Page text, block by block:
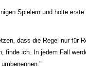
Spielern und holte
dass die Regel nur für
finde ich. In jedem Fall